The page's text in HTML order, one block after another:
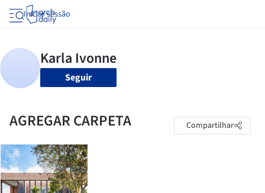
Iniciar sessão
Seguir
AGREGAR CARPETA Compartilhar